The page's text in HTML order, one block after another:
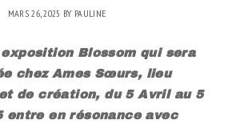
MARS 26, 2025 BY PAULINE
Blossom qui sera
chez Ames Sœurs, lieu
de création, du 5 Avril au 5
entre en résonance avec